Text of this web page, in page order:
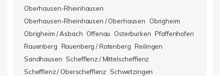
Oberhausen-Rheinhausen
Oberhausen-Rheinhausen / Oberhausen
Obrigheim
Obrigheim / Asbach Offenau Osterburken Pfaffenhofen
Rauenberg Rauenberg / Rotenberg Reilingen
Sandhausen Schefflenz / Mittelschefflenz
Schefflenz / Oberschefflenz Schwetzingen